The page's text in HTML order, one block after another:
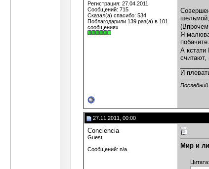
Регистрация: 27.04.2011
Сообщений: 715
Сказал(а) спасибо: 534
Поблагодарили 139 раз(а) в 101
сообщениях
Я
А кстати
считают,
И
Последний
27.11.2011, 00:00
Сonciencia
Guest
Сообщений: n/a
Мир и
Цитата: